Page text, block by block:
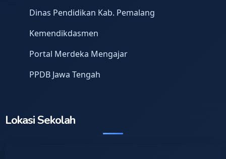
Dinas Pendidikan Kab. Pemalang
Kemendikdasmen
Portal Merdeka Mengajar
PPDB Jawa Tengah
Lokasi Sekolah